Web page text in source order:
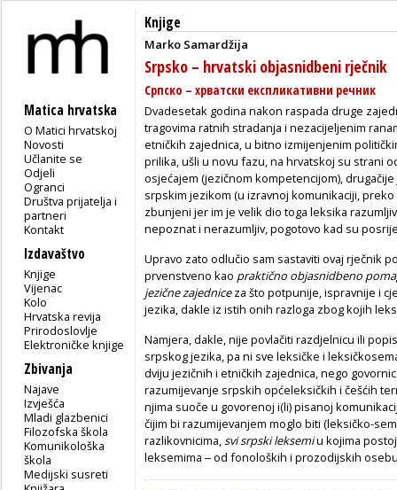
Matica hrvatska
O Matici hrvatskoj
Novosti
Učlanite se
Odjeli
Ogranci
Društva prijatelja i
partneri
Kontakt
Izdavaštvo
Knjige
Vijenac
Kolo
Hrvatska revija
Prirodoslovlje
Elektroničke knjige
Zbivanja
Najave
Izvješća
Mladi glazbenici
Filozofska škola
Komunikološka
škola
Medijski susreti
Knjige
Marko Samardžija
Srpsko – hrvatski objasnidbeni rječnik
Српско – хрватски експликативни речник
Dvadesetak godina nakon raspada druge
tragovima ratnih stradanja i nezacijeljenim
etničkih zajednica, u bitno izmijenjenim
prilika, ušli u novu fazu, na hrvatskoj su strani
osjećajem (jezičnom kompetencijom),
srpskim jezikom (u izravnoj komunikaciji,
zbunjeni jer im je velik dio toga leksika
nepoznat i nerazumljiv, pogotovo kad su
Upravo zato odlučio sam sastaviti ovaj rječnik
prvenstveno kao praktično objasnidbeno
jezične zajedniceza što potpunije, ispravnije i
jezika, dakle iz istih onih razloga zbog kojih
Namjera, dakle, nije povlačiti razdjelnicu ili
srpskog jezika, pa ni sve leksičke i
dviju jezičnih i etničkih zajednica, nego
razumijevanje srpskih općeleksičkih i češćih
njima suoče u govorenoj i(li) pisanoj
čijim bi razumijevanjem moglo biti (leksičko-
razlikovnicima, svi srpski leksemiu kojima
leksemima ‒ od fonoloških i prozodijskih